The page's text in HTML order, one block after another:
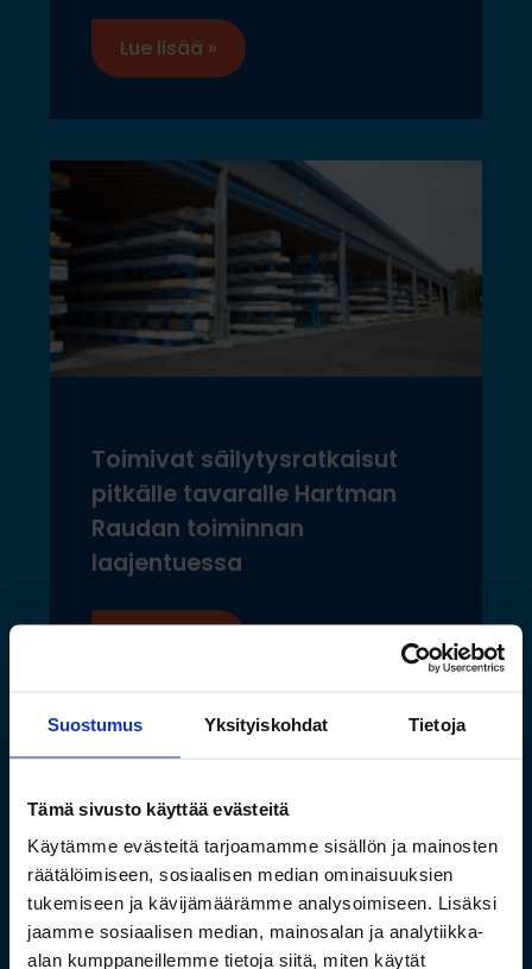
Suostumus Yksityiskohdat Tietoja
Tämä sivusto käyttää evästeitä
Käytämme evästeitä tarjoamamme sisällön ja mainosten
räätälöimiseen, sosiaalisen median ominaisuuksien
tukemiseen ja kävijämäärämme analysoimiseen. Lisäksi
jaamme sosiaalisen median, mainosalan ja analytiikka-
alan kumppaneillemme tietoja siitä, miten käytät
Lue lisää »
Toimivat säilytysratkaisut
pitkälle tavaralle Hartman
Raudan toiminnan
laajentuessa